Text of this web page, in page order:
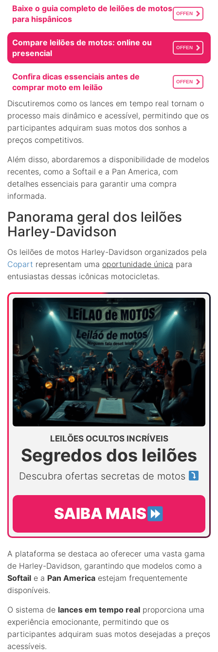
Baixe o guia completo de leilões de motos
para hispânicos
OFFEN
Compare leilões de motos: online ou
presencial
OFFEN
Confira dicas essenciais antes de
comprar moto em leilão
OFFEN
Discutiremos como os lances em tempo real tornam o
processo mais dinâmico e acessível, permitindo que os
participantes adquiram suas motos dos sonhos a
preços competitivos.
Além disso, abordaremos a disponibilidade de modelos
recentes, como a Softail e a Pan America, com
detalhes essenciais para garantir uma compra
informada.
Panorama geral dos leilões
Harley-Davidson
Os leilões de motos Harley-Davidson organizados pela
Copart representam uma oportunidade única para
entusiastas dessas icônicas motocicletas.
LEILÕES OCULTOS INCRÍVEIS
Segredos dos leilões
Descubra ofertas secretas de motos
SAIBA MAIS
A plataforma se destaca ao oferecer uma vasta gama
de Harley-Davidson, garantindo que modelos como a
Softail e a Pan America estejam frequentemente
disponíveis.
O sistema de lances em tempo real proporciona uma
experiência emocionante, permitindo que os
participantes adquiram suas motos desejadas a preços
acessíveis.